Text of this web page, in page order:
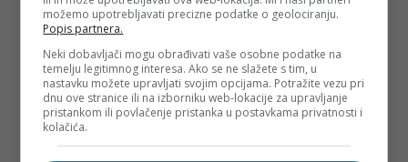
možemo upotrebljavati precizne podatke o geolociranju.
Popis partnera.
Neki dobavljači mogu obrađivati vaše osobne podatke na
temelju legitimnog interesa. Ako se ne slažete s tim, u
nastavku možete upravljati svojim opcijama. Potražite vezu pri
dnu ove stranice ili na izborniku web-lokacije za upravljanje
pristankom ili povlačenje pristanka u postavkama privatnosti i
kolačića.